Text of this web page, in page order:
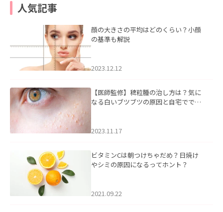
人気記事
顔の大きさの平均はどのくらい？小顔
の基準も解説
2023.12.12
【医師監修】稗粒腫の治し方は？気に
なる白いブツブツの原因と自宅ででき
2023.11.17
ビタミンCは朝つけちゃだめ？日焼け
やシミの原因になるってホント？
2021.09.22